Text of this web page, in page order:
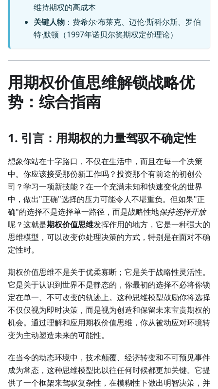
维持期权的高成本
关键人物 ：费希尔·布莱克、迈伦·斯科尔斯、罗伯
特·默顿（1997年诺贝尔奖期权定价理论）
用期权价值思维解锁战略优
势：综合指南
1. 引言：用期权的力量驾驭不确定性
想象你站在十字路口，不仅在生活中，而且在每一个决策
中。你应该接受那份新工作吗？投资那个有前途的初创公
司？学习一项新技能？在一个充满未知和快速变化的世界
中，做出"正确"选择的压力可能令人不堪重负。但如果"正
确"的选择不是选择单一路径，而是战略性地保持选择开放
呢？这就是期权价值思维发挥作用的地方，它是一种强大的
思维模型，可以改变你处理决策的方式，特别是在面对不确
定性时。
期权价值思维不是关于优柔寡断；它是关于战略性灵活性。
它是关于认识到世界不是静态的，你最初的选择不必将你锁
定在单一、不可改变的轨迹上。这种思维模型鼓励你将选择
不仅仅视为即时决策，而是视为创造和保留未来宝贵期权的
机会。通过理解和应用期权价值思维，你从被动应对环境转
变为主动塑造未来的可能性。
在当今的动态环境中，技术颠覆、经济转变和不可预见事件
成为常态，这种思维模型比以往任何时候都更加关键。它提
供了一个框架来驾驭复杂性，在模糊性下做出明智决策，并